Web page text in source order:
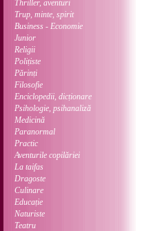
Thriller, aventuri
Trup, minte, spirit
Business - Economie
Junior
Religii
Polițiste
Părinți
Filosofie
Enciclopedii, dicționare
Psihologie, psihanaliză
Medicină
Paranormal
Practic
Aventurile copilăriei
La taifas
Dragoste
Culinare
Educație
Naturiste
Teatru